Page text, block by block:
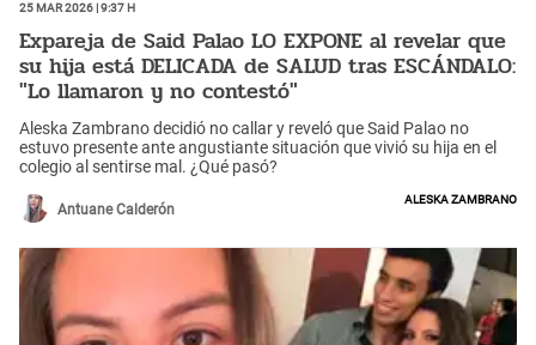
25 Mar 2026 | 9:37 h
Expareja de Said Palao LO EXPONE al revelar que
su hija está DELICADA de SALUD tras ESCÁNDALO:
"Lo llamaron y no contestó"
Aleska Zambrano decidió no callar y reveló que Said Palao no
estuvo presente ante angustiante situación que vivió su hija en el
colegio al sentirse mal. ¿Qué pasó?
Antuane Calderón
Aleska Zambrano